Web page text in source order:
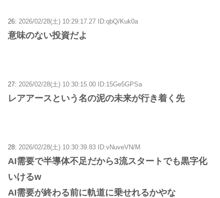
26: 2026/02/28(土) 10:29:17.27 ID:qbQ/Kuk0a
意味のない投資だよ
27: 2026/02/28(土) 10:30:15.00 ID:15Ge5GPSa
レアアースという名の泥の未来が行き着く先
28: 2026/02/28(土) 10:30:39.83 ID:vNuveVN/M
AI需要で半導体不足だから3流スタートでも黒字化
いけるw
AI需要が終わる前に軌道に乗せれるかやな